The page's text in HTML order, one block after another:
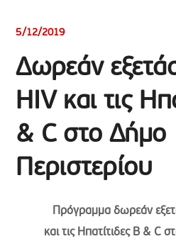
5/12/2019
Δωρεάν
HIV και τις
& C στο Δήμο
Περιστερίου
Πρόγραμμα δωρεάν
και τις Ηπατίτιδες B & C